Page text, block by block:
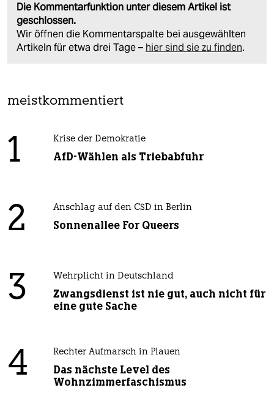
Die Kommentarfunktion unter diesem Artikel ist
geschlossen.
Wir öffnen die Kommentarspalte bei ausgewählten
Artikeln für etwa drei Tage – hier sind sie zu finden.
meistkommentiert
1 Krise der Demokratie
AfD-Wählen als Triebabfuhr
2 Anschlag auf den CSD in Berlin
Sonnenallee For Queers
3 Wehrplicht in Deutschland
Zwangsdienst ist nie gut, auch nicht für
eine gute Sache
4 Rechter Aufmarsch in Plauen
Das nächste Level des
Wohnzimmerfaschismus